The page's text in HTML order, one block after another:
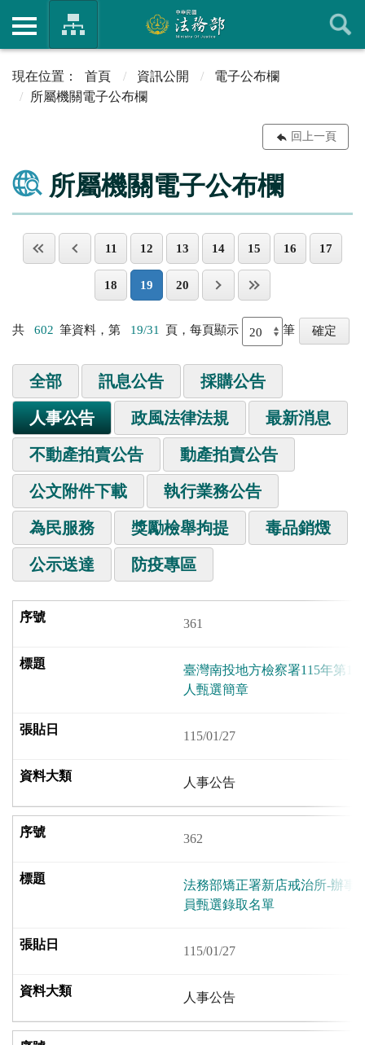
首頁 資訊公開
電子公布欄
所屬機關電子公布欄
回上一頁
所屬機關電子公布欄
11 12 13 14 15 16 17
18 19 20
共 602 筆資料，第 19/31 頁，每頁顯示 筆
全部 訊息公告 採購公告
人事公告 政風法律法規 最新消息
不動產拍賣公告 動產拍賣公告
公文附件下載 執行業務公告
為民服務 獎勵檢舉拘提 毒品銷燬
公示送達 防疫專區
361
臺灣南投地方檢察署115年第1
人甄選簡章
115/01/27
人事公告
362
法務部矯正署新店戒治所-辦事
員甄選錄取名單
115/01/27
人事公告